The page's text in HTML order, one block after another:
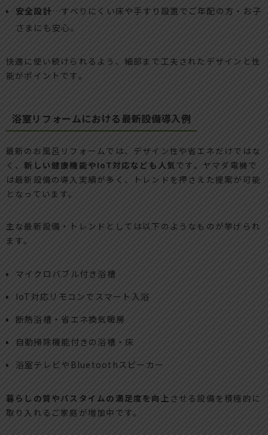
安全設計…すべりにくい床や手すり設置でご年配の方・お子
さまにも安心。
快適に使い続けられるよう、細部まで工夫されたデザインと性
能がポイントです。
浴室リフォームにおける最新設備導入例
最新のお風呂リフォームでは、デザイン性や省エネだけではな
く、新しい健康機能やIoT対応なども人気 です。ヤマダ電機で
は最新設備の導入実績が多く、トレンドを押さえた提案が可能
となっています。
主な最新設備・トレンドとしては以下のようなものが挙げられ
ます。
マイクロバブル付き浴槽
IoT対応リモコンでスマート入浴
断熱浴槽・省エネ換気暖房
自動掃除機能付きの浴槽・床
浴室テレビやBluetoothスピーカー
暮らしの質やバスタイムの満足度を向上 させる設備を積極的に
取り入れるご家庭が増加中です。